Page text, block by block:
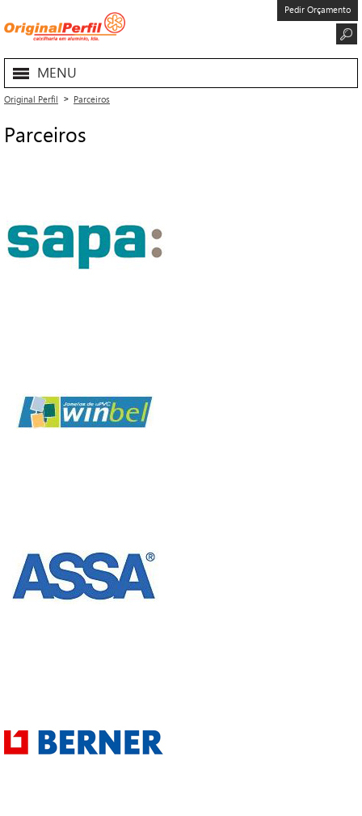
Pedir Orçamento
MENU
Original Perfil Parceiros
Parceiros